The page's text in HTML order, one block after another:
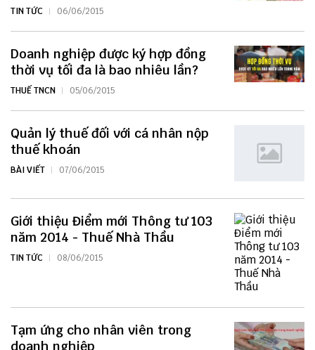
TIN TỨC 06/06/2015
Doanh nghiệp được ký hợp đồng
thời vụ tối đa là bao nhiêu lần?
THUẾ TNCN 05/06/2015
Quản lý thuế đối với cá nhân nộp
thuế khoán
BÀI VIẾT 07/06/2015
Giới thiệu Điểm mới Thông tư 103
năm 2014 - Thuế Nhà Thầu
TIN TỨC 08/06/2015
Tạm ứng cho nhân viên trong
doanh nghiệp